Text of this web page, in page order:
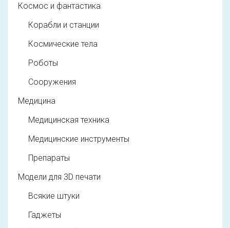
Космос и фантастика
Корабли и станции
Космические тела
Роботы
Сооружения
Медицина
Медицинская техника
Медицинские инструменты
Препараты
Модели для 3D печати
Всякие штуки
Гаджеты